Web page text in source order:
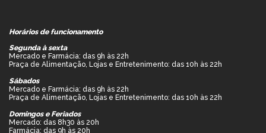
Horários de funcionamento
Segunda à sexta
Mercado e Farmácia: das 9h às 22h
Praça de Alimentação, Lojas e Entretenimento: das 10h às 22h
Sábados
Mercado e Farmácia: das 9h às 22h
Praça de Alimentação, Lojas e Entretenimento: das 10h às 22h
Domingos e Feriados
Mercado: das 8h30 às 20h
Farmácia: das 9h às 20h